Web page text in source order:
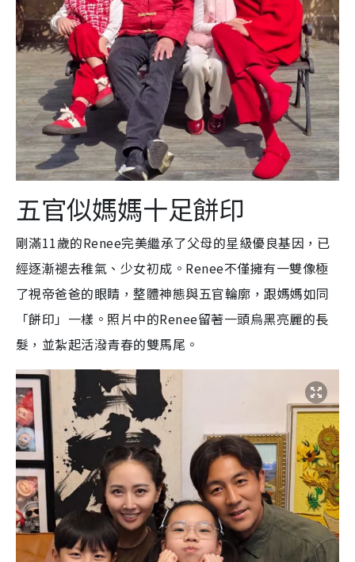
五官似媽媽十足餅印
剛滿11歲的Renee完美繼承了父母的星級優良基因，已
經逐漸褪去稚氣、少女初成。Renee不僅擁有一雙像極
了視帝爸爸的眼睛，整體神態與五官輪廓，跟媽媽如同
「餅印」一樣。照片中的Renee留著一頭烏黑亮麗的長
髮，並紮起活潑青春的雙馬尾。